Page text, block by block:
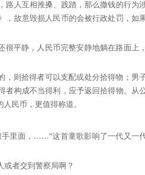
路人互相推搡、践踏，那么撒钱的行为
，故意毁损人民币的会被行政处罚，如
平静，人民币完整安静地躺在路面上，
，则拾得者可以支配或处分拾得物；男
者构成不当得利，应予返回拾得物。从
民币，更值得称道。
手里面，……”这首童歌影响了一代又一
或者交到警察局啊？